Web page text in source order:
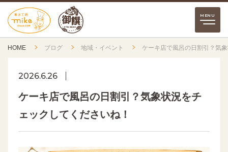
HOME ブログ 地域・イベント ケーキ店で風呂の日割引？気
2026.6.26
ケーキ店で風呂の日割引？気象状況をチ
ェックしてくださいね！